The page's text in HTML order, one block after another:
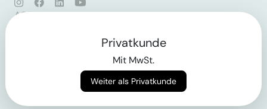
AGB
Privatkunde
Mit MwSt.
Weiter als Privatkunde